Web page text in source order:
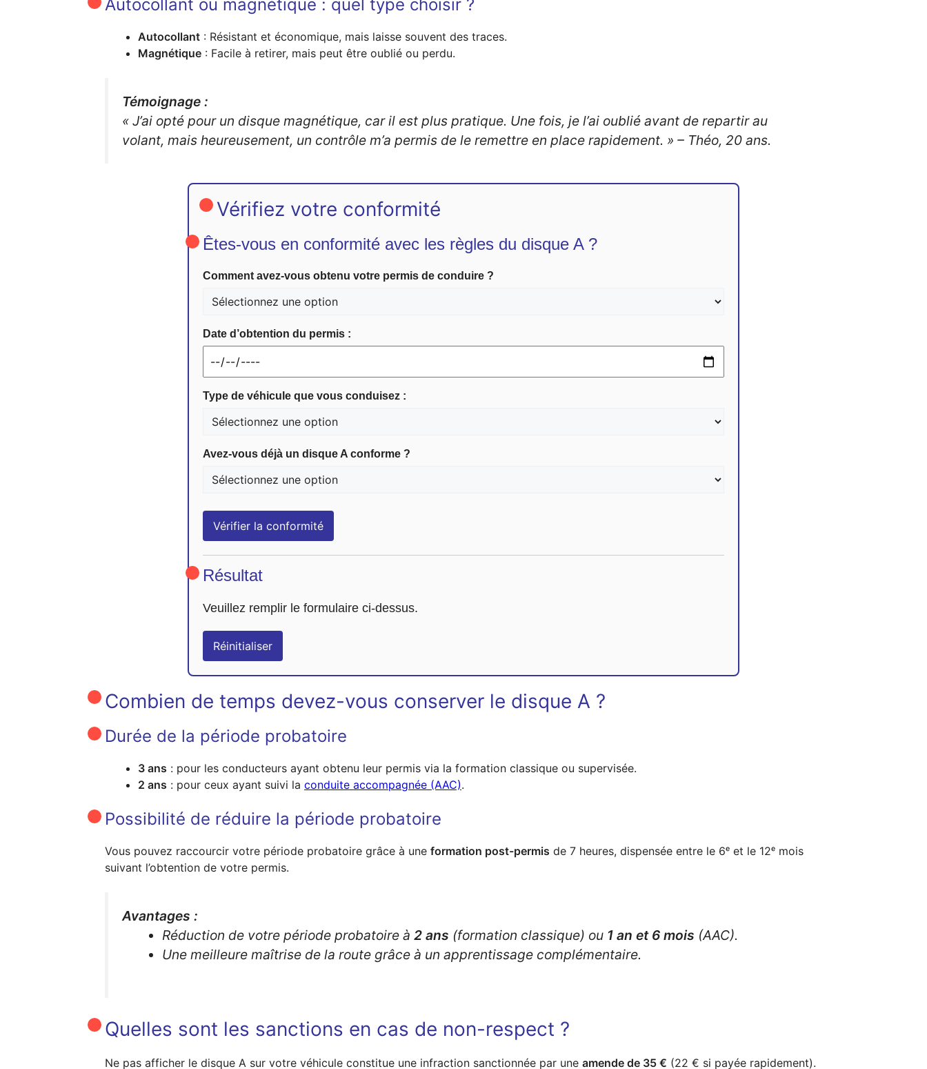
Autocollant ou magnétique : quel type choisir ?
Autocollant : Résistant et économique, mais laisse souvent des traces.
Magnétique : Facile à retirer, mais peut être oublié ou perdu.
Témoignage :
« J’ai opté pour un disque magnétique, car il est plus pratique. Une fois, je l’ai oublié avant de repartir au
volant, mais heureusement, un contrôle m’a permis de le remettre en place rapidement. » – Théo, 20 ans.
Vérifiez votre conformité
Êtes-vous en conformité avec les règles du disque A ?
Comment avez-vous obtenu votre permis de conduire ?
Date d’obtention du permis :
Type de véhicule que vous conduisez :
Avez-vous déjà un disque A conforme ?
Vérifier la conformité
Résultat
Veuillez remplir le formulaire ci-dessus.
Réinitialiser
Combien de temps devez-vous conserver le disque A ?
Durée de la période probatoire
3 ans : pour les conducteurs ayant obtenu leur permis via la formation classique ou supervisée.
2 ans : pour ceux ayant suivi la conduite accompagnée (AAC).
Possibilité de réduire la période probatoire
Vous pouvez raccourcir votre période probatoire grâce à une formation post-permis de 7 heures, dispensée entre le 6ᵉ et le 12ᵉ mois
suivant l’obtention de votre permis.
Avantages :
Réduction de votre période probatoire à 2 ans (formation classique) ou 1 an et 6 mois (AAC).
Une meilleure maîtrise de la route grâce à un apprentissage complémentaire.
Quelles sont les sanctions en cas de non-respect ?
Ne pas afficher le disque A sur votre véhicule constitue une infraction sanctionnée par une amende de 35 € (22 € si payée rapidement).